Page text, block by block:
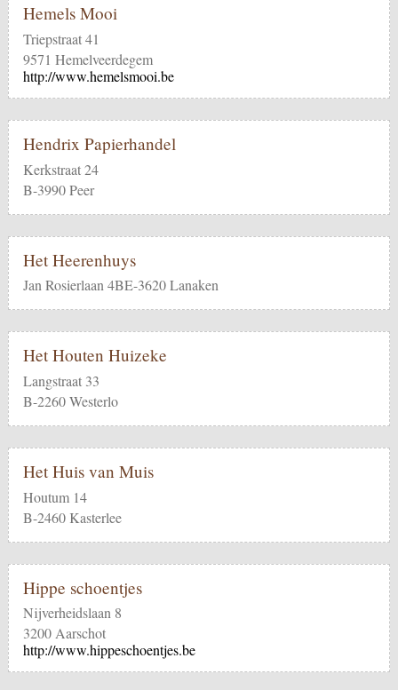
Hemels Mooi
Triepstraat 41
9571 Hemelveerdegem
http://www.hemelsmooi.be
Hendrix Papierhandel
Kerkstraat 24
B-3990 Peer
Het Heerenhuys
Jan Rosierlaan 4BE-3620 Lanaken
Het Houten Huizeke
Langstraat 33
B-2260 Westerlo
Het Huis van Muis
Houtum 14
B-2460 Kasterlee
Hippe schoentjes
Nijverheidslaan 8
3200 Aarschot
http://www.hippeschoentjes.be